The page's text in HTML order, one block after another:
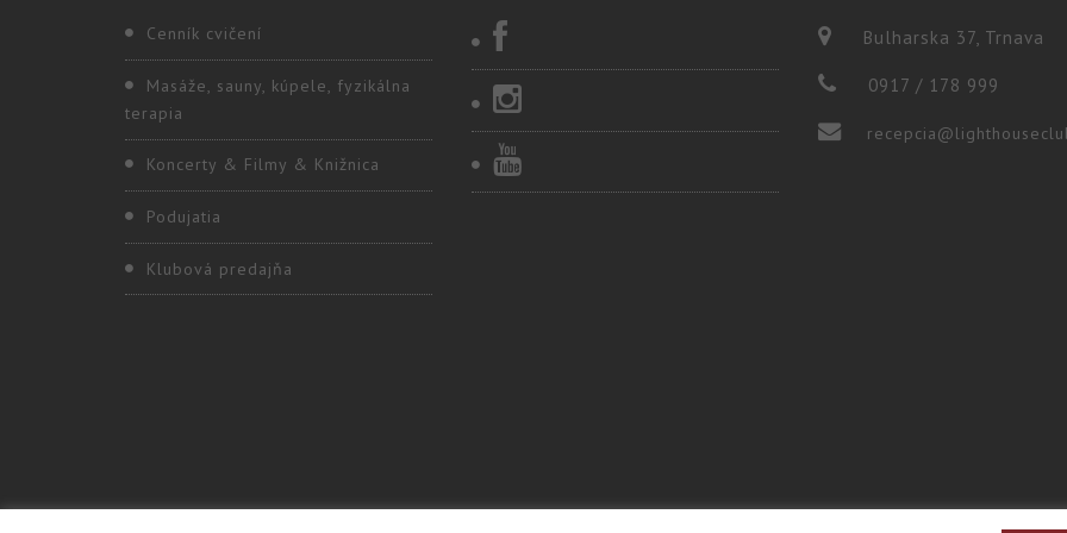
Cenník cvičení
Masáže, sauny, kúpele, fyzikálna
terapia
Koncerty & Filmy & Knižnica
Podujatia
Klubová predajňa
Bulharska 37, Trnava
0917 / 178 999